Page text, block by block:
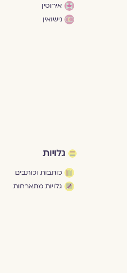
אירוסין
נישואין
גלויות
כותבות וכותבים
גלויות מתארחות